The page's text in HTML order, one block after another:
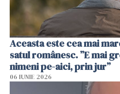
Aceasta este cea mai
satul românesc. ”E mai
nimeni pe-aici, prin jur”
06 IUNIE 2026